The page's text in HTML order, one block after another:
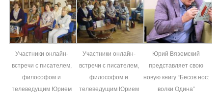
Участники онлайн-
встречи с писателем,
философом и
телеведущим Юрием
Участники онлайн-
встречи с писателем,
философом и
телеведущим Юрием
Юрий Вяземский
представляет свою
новую книгу “Бесов нос:
волки Одина”